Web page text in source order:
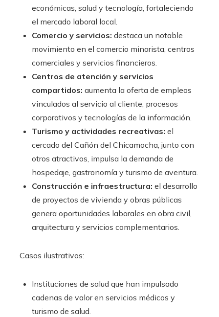
económicas, salud y tecnología, fortaleciendo
el mercado laboral local.
Comercio y servicios: destaca un notable
movimiento en el comercio minorista, centros
comerciales y servicios financieros.
Centros de atención y servicios
compartidos: aumenta la oferta de empleos
vinculados al servicio al cliente, procesos
corporativos y tecnologías de la información.
Turismo y actividades recreativas: el
cercado del Cañón del Chicamocha, junto con
otros atractivos, impulsa la demanda de
hospedaje, gastronomía y turismo de aventura.
Construcción e infraestructura: el desarrollo
de proyectos de vivienda y obras públicas
genera oportunidades laborales en obra civil,
arquitectura y servicios complementarios.
Casos ilustrativos:
Instituciones de salud que han impulsado
cadenas de valor en servicios médicos y
turismo de salud.